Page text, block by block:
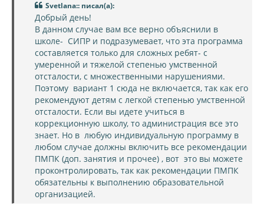
Svetlana:: писал(а):
Добрый день!
В данном случае вам все верно объяснили в
школе- СИПР и подразумевает, что эта программа
составляется только для сложных ребят- с
умеренной и тяжелой степенью умственной
отсталости, с множественными нарушениями.
Поэтому вариант 1 сюда не включается, так как его
рекомендуют детям с легкой степенью умственной
отсталости. Если вы идете учиться в
коррекционную школу, то администрация все это
знает. Но в любую индивидуальную программу в
любом случае должны включить все рекомендации
ПМПК (доп. занятия и прочее) , вот это вы можете
проконтролировать, так как рекомендации ПМПК
обязательны к выполнению образовательной
организацией.